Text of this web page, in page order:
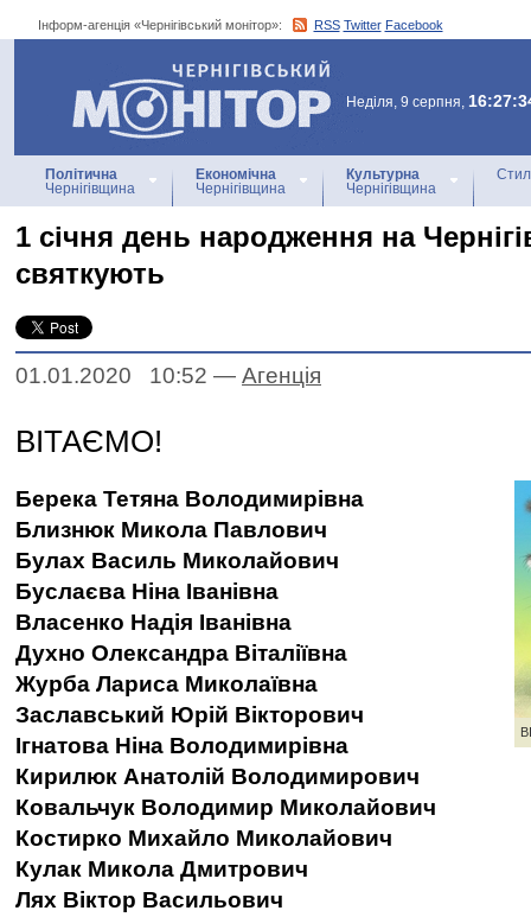
Інформ-агенція «Чернігівський монітор»: RSS Twitter Facebook
Інформ-агенція
«Чернігівський монітор»
Неділя, 9 серпня,
Політична
Чернігівщина
Економічна
Чернігівщина
Культурна
Чернігівщина
1 січня день народження на
святкують
01.01.2020 10:52 — Агенцiя
ВІТАЄМО!
Берека Тетяна Володимирівна
Близнюк Микола Павлович
Булах Василь Миколайович
Буслаєва Ніна Іванівна
Власенко Надія Іванівна
Духно Олександра Віталіївна
Журба Лариса Миколаївна
Заславський Юрій Вікторович
Ігнатова Ніна Володимирівна
Кирилюк Анатолій Володимирович
Ковальчук Володимир Миколайович
Костирко Михайло Миколайович
Кулак Микола Дмитрович
Лях Віктор Васильович